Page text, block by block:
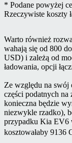
* Podane powyżej
Rzeczywiste koszty
Warto również
wahają się od 800
USD) i zależą od
ładowania, opcji
Ze względu na swój
części podatnych na
konieczna będzie
niezwykle rzadko),
przypadku Kia EV6
kosztowałaby 9136